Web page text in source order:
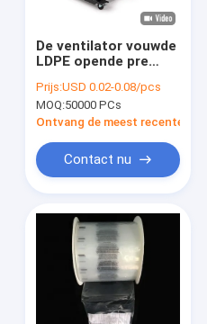
De ventilator vouwde
LDPE opende pre
het In zakken
doensysteem van
Autobag
Prijs:USD 0.02-0.08/pcs
MOQ:50000 PCs
Ontvang de meest recente
Contact nu